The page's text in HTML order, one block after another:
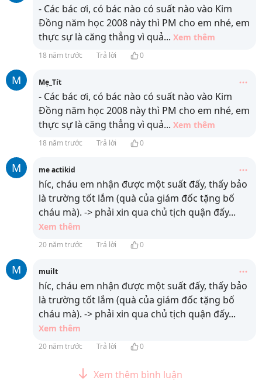
- Các bác ơi, có bác nào có suất nào vào Kim
Đồng năm học 2008 này thì PM cho em nhé, em
thực sự là căng thẳng vì quả... Xem thêm
18 năm trước Trả lời 0
M Mẹ_Tít
- Các bác ơi, có bác nào có suất nào vào Kim
Đồng năm học 2008 này thì PM cho em nhé, em
thực sự là căng thẳng vì quả... Xem thêm
18 năm trước Trả lời 0
M me actikid
híc, cháu em nhận được một suất đấy, thấy bảo
là trường tốt lắm (quà của giám đốc tặng bố
cháu mà). -> phải xin qua chủ tịch quận đấy...
Xem thêm
20 năm trước Trả lời 0
M muilt
híc, cháu em nhận được một suất đấy, thấy bảo
là trường tốt lắm (quà của giám đốc tặng bố
cháu mà). -> phải xin qua chủ tịch quận đấy...
Xem thêm
20 năm trước Trả lời 0
Xem thêm bình luận